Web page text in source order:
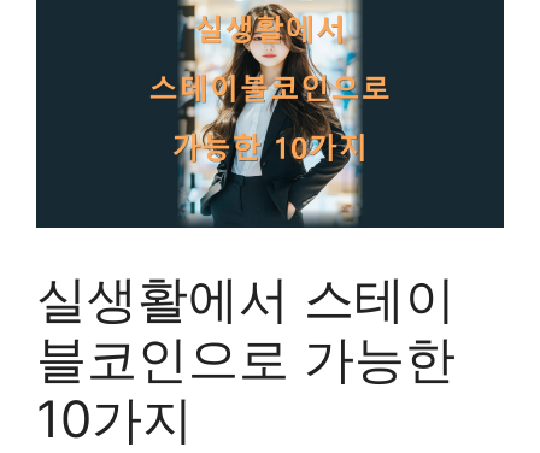
실생활에서 스테이
블코인으로 가능한
10가지